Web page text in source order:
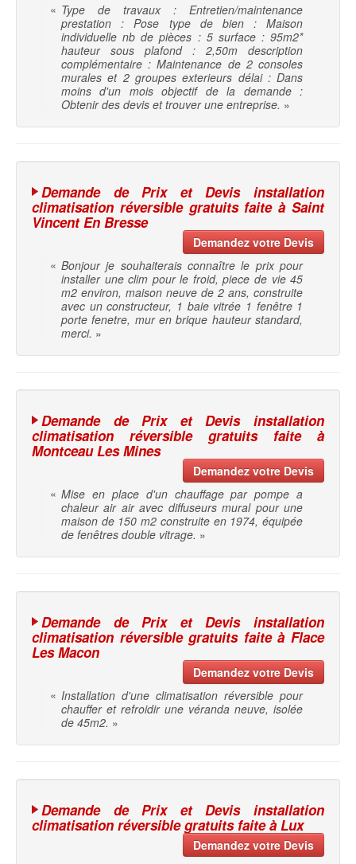
« Type de travaux : Entretien/maintenance
prestation : Pose type de bien : Maison
individuelle nb de pièces : 5 surface : 95m2*
hauteur sous plafond : 2,50m description
complémentaire : Maintenance de 2 consoles
murales et 2 groupes exterieurs délai : Dans
moins d'un mois objectif de la demande :
Obtenir des devis et trouver une entreprise. »
Demande de Prix et Devis installation
climatisation réversible gratuits faite à Saint
Vincent En Bresse
Demandez votre Devis
« Bonjour je souhaiterais connaître le prix pour
installer une clim pour le froid, piece de vie 45
m2 environ, maison neuve de 2 ans, construite
avec un constructeur, 1 baie vitrée 1 fenêtre 1
porte fenetre, mur en brique hauteur standard,
merci. »
Demande de Prix et Devis installation
climatisation réversible gratuits faite à
Montceau Les Mines
Demandez votre Devis
« Mise en place d'un chauffage par pompe a
chaleur air air avec diffuseurs mural pour une
maison de 150 m2 construite en 1974, équipée
de fenêtres double vitrage. »
Demande de Prix et Devis installation
climatisation réversible gratuits faite à Flace
Les Macon
Demandez votre Devis
« Installation d'une climatisation réversible pour
chauffer et refroidir une véranda neuve, isolée
de 45m2. »
Demande de Prix et Devis installation
climatisation réversible gratuits faite à Lux
Demandez votre Devis